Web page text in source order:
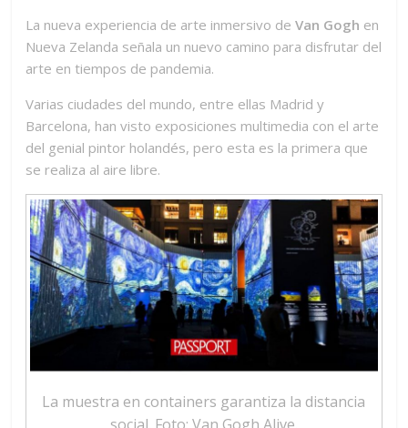
La nueva experiencia de arte inmersivo deVan Gogh en
Nueva Zelanda señala un nuevo camino para disfrutar del
arte en tiempos de pandemia.
Varias ciudades del mundo, entre ellas Madrid y
Barcelona, han visto exposiciones multimedia con el arte
del genial pintor holandés, pero esta es la primera que
se realiza al aire libre.
La muestra en containers garantiza la distancia
social. Foto: Van Gogh Alive.